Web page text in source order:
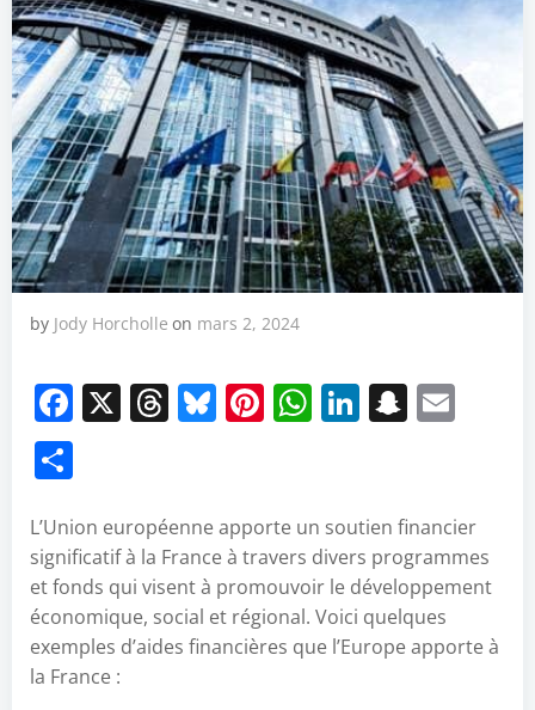
by Jody Horcholle on mars 2, 2024
Facebook
X Threads
Bluesky
Pinterest
WhatsApp
LinkedIn
L’Union européenne apporte un soutien financier
significatif à la France à travers divers programmes
et fonds qui visent à promouvoir le développement
économique, social et régional. Voici quelques
exemples d’aides financières que l’Europe apporte à
la France :